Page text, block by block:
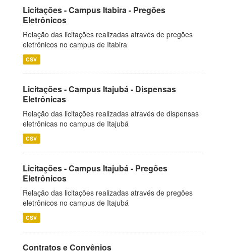
Licitações - Campus Itabira - Pregões
Eletrônicos
Relação das licitações realizadas através de pregões
eletrônicos no campus de Itabira
CSV
Licitações - Campus Itajubá - Dispensas
Eletrônicas
Relação das licitações realizadas através de dispensas
eletrônicas no campus de Itajubá
CSV
Licitações - Campus Itajubá - Pregões
Eletrônicos
Relação das licitações realizadas através de pregões
eletrônicos no campus de Itajubá
CSV
Contratos e Convênios